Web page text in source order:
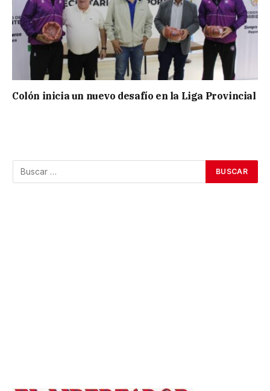
Colón inicia un nuevo desafío en la Liga Provincial